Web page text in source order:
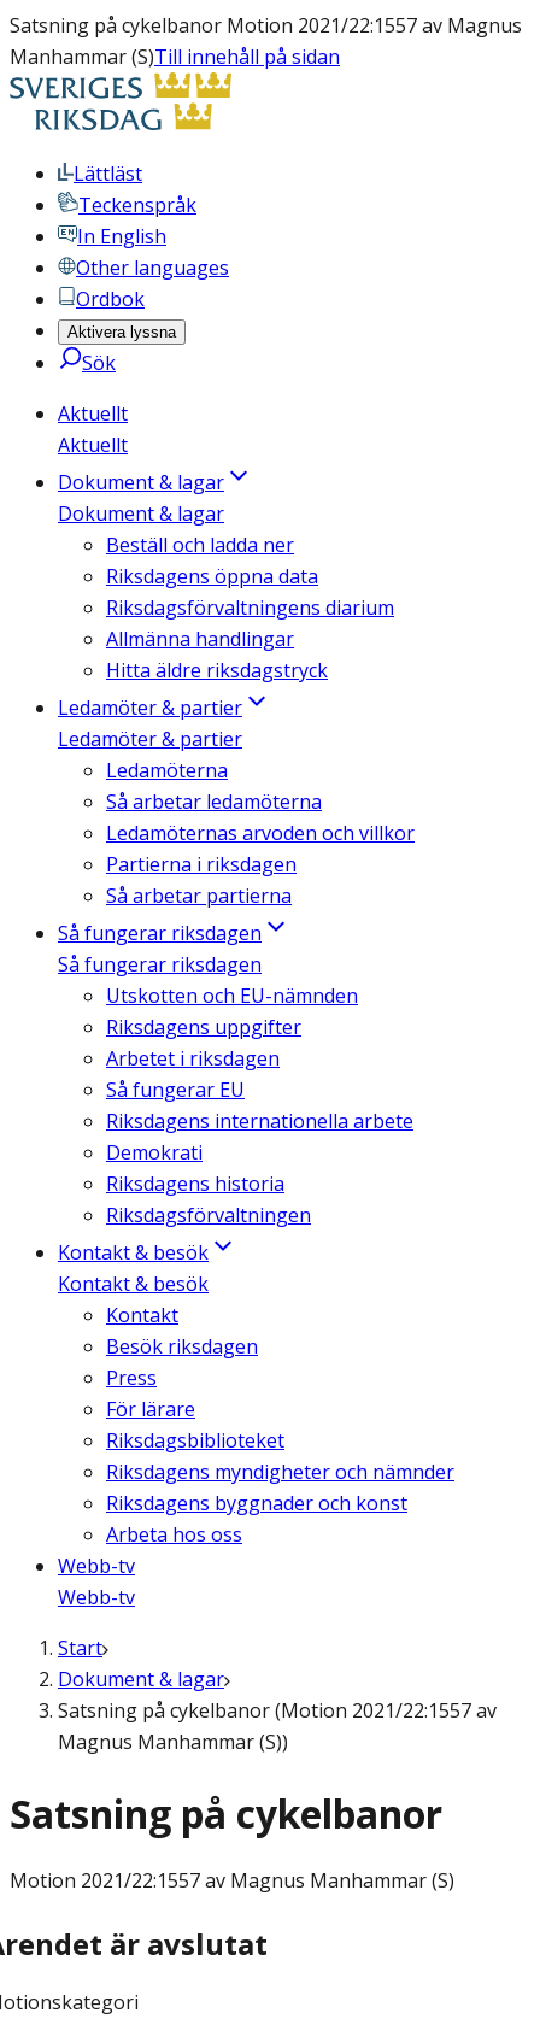
Satsning på cykelbanor Motion 2021/22:1557 av Magnus
Manhammar (S)Till innehåll på sidan
Lättläst
Teckenspråk
In English
Other languages
Ordbok
Aktivera lyssna
Sök
Aktuellt
Aktuellt
Dokument & lagar
Dokument & lagar
Beställ och ladda ner
Riksdagens öppna data
Riksdagsförvaltningens diarium
Allmänna handlingar
Hitta äldre riksdagstryck
Ledamöter & partier
Ledamöter & partier
Ledamöterna
Så arbetar ledamöterna
Ledamöternas arvoden och villkor
Partierna i riksdagen
Så arbetar partierna
Så fungerar riksdagen
Så fungerar riksdagen
Utskotten och EU-nämnden
Riksdagens uppgifter
Arbetet i riksdagen
Så fungerar EU
Riksdagens internationella arbete
Demokrati
Riksdagens historia
Riksdagsförvaltningen
Kontakt & besök
Kontakt & besök
Kontakt
Besök riksdagen
Press
För lärare
Riksdagsbiblioteket
Riksdagens myndigheter och nämnder
Riksdagens byggnader och konst
Arbeta hos oss
Webb-tv
Webb-tv
Start
Dokument & lagar
Satsning på cykelbanor (Motion 2021/22:1557 av
Magnus Manhammar (S))
Satsning på cykelbanor
Motion 2021/22:1557 av Magnus Manhammar (S)
är avslutat